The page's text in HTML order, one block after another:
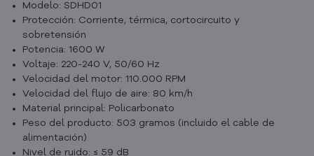
Modelo: SDHD01
Protección: Corriente, térmica, cortocircuito y
sobretensión
Potencia: 1600 W
Voltaje: 220-240 V, 50/60 Hz
Velocidad del motor: 110.000 RPM
Velocidad del flujo de aire: 80 km/h
Material principal: Policarbonato
Peso del producto: 503 gramos (incluido el cable de
alimentación)
Nivel de ruido: ≤ 59 dB